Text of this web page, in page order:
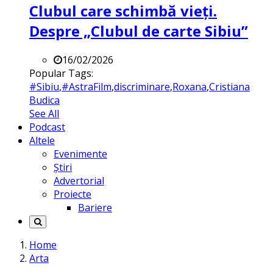
Clubul care schimbă vieți.
Despre „Clubul de carte Sibiu”
16/02/2026
Popular Tags:
#Sibiu,#AstraFilm,discriminare,Roxana,Cristiana
Budica
See All
Podcast
Altele
Evenimente
Știri
Advertorial
Proiecte
Bariere
Home
Arta